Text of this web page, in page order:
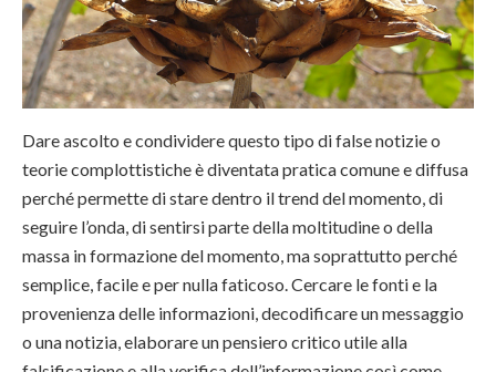
Dare ascolto e condividere questo tipo di false notizie o
teorie complottistiche è diventata pratica comune e diffusa
perché permette di stare dentro il trend del momento, di
seguire l’onda, di sentirsi parte della moltitudine o della
massa in formazione del momento, ma soprattutto perché
semplice, facile e per nulla faticoso. Cercare le fonti e la
provenienza delle informazioni, decodificare un messaggio
o una notizia, elaborare un pensiero critico utile alla